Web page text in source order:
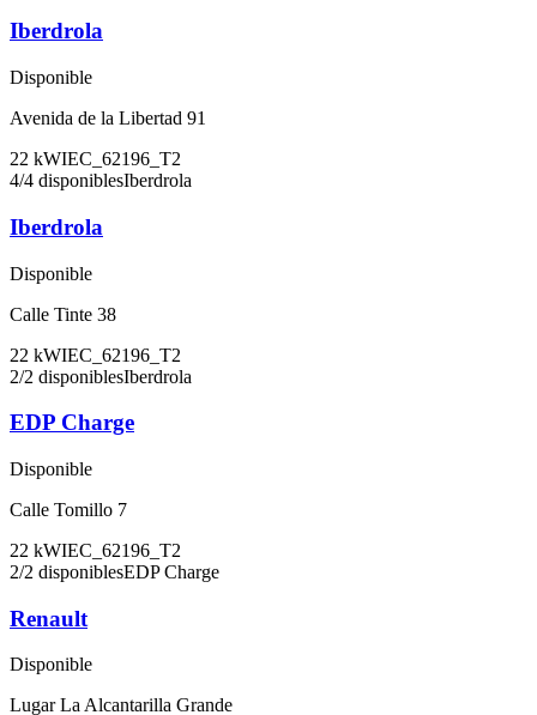
Iberdrola
Disponible
Avenida de la Libertad 91
22 kWIEC_62196_T2
4/4 disponiblesIberdrola
Iberdrola
Disponible
Calle Tinte 38
22 kWIEC_62196_T2
2/2 disponiblesIberdrola
EDP Charge
Disponible
Calle Tomillo 7
22 kWIEC_62196_T2
2/2 disponiblesEDP Charge
Renault
Disponible
Lugar La Alcantarilla Grande